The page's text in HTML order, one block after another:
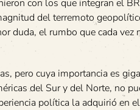
con los que integran el
del terremoto
duda, el rumbo que cada
pero cuya importancia es
del Sur y del Norte, no
política la adquirió en